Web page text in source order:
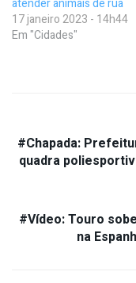
atender animais de rua
17 janeiro 2023 - 14h44
Em "Cidades"
#Chapada:
quadra
#Vídeo: Touro
na